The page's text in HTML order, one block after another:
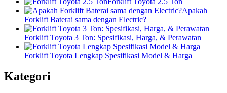
Apakah
Forklift Baterai sama dengan Electric?
Forklift Toyota 3 Ton: Spesifikasi, Harga, & Perawatan
Forklift Toyota Lengkap Spesifikasi Model & Harga
Kategori